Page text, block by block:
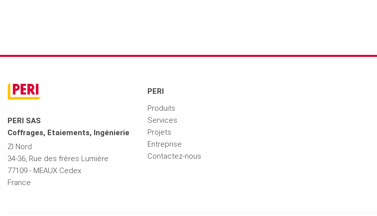
PERI SAS
Coffrages, Etaiements, Ingénierie
ZI Nord
34-36, Rue des frères Lumière
77109 - MEAUX Cedex
France
PERI
Produits
Services
Projets
Entreprise
Contactez-nous